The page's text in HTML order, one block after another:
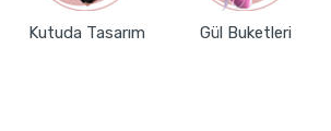
Kutuda Tasarım Gül Buketleri